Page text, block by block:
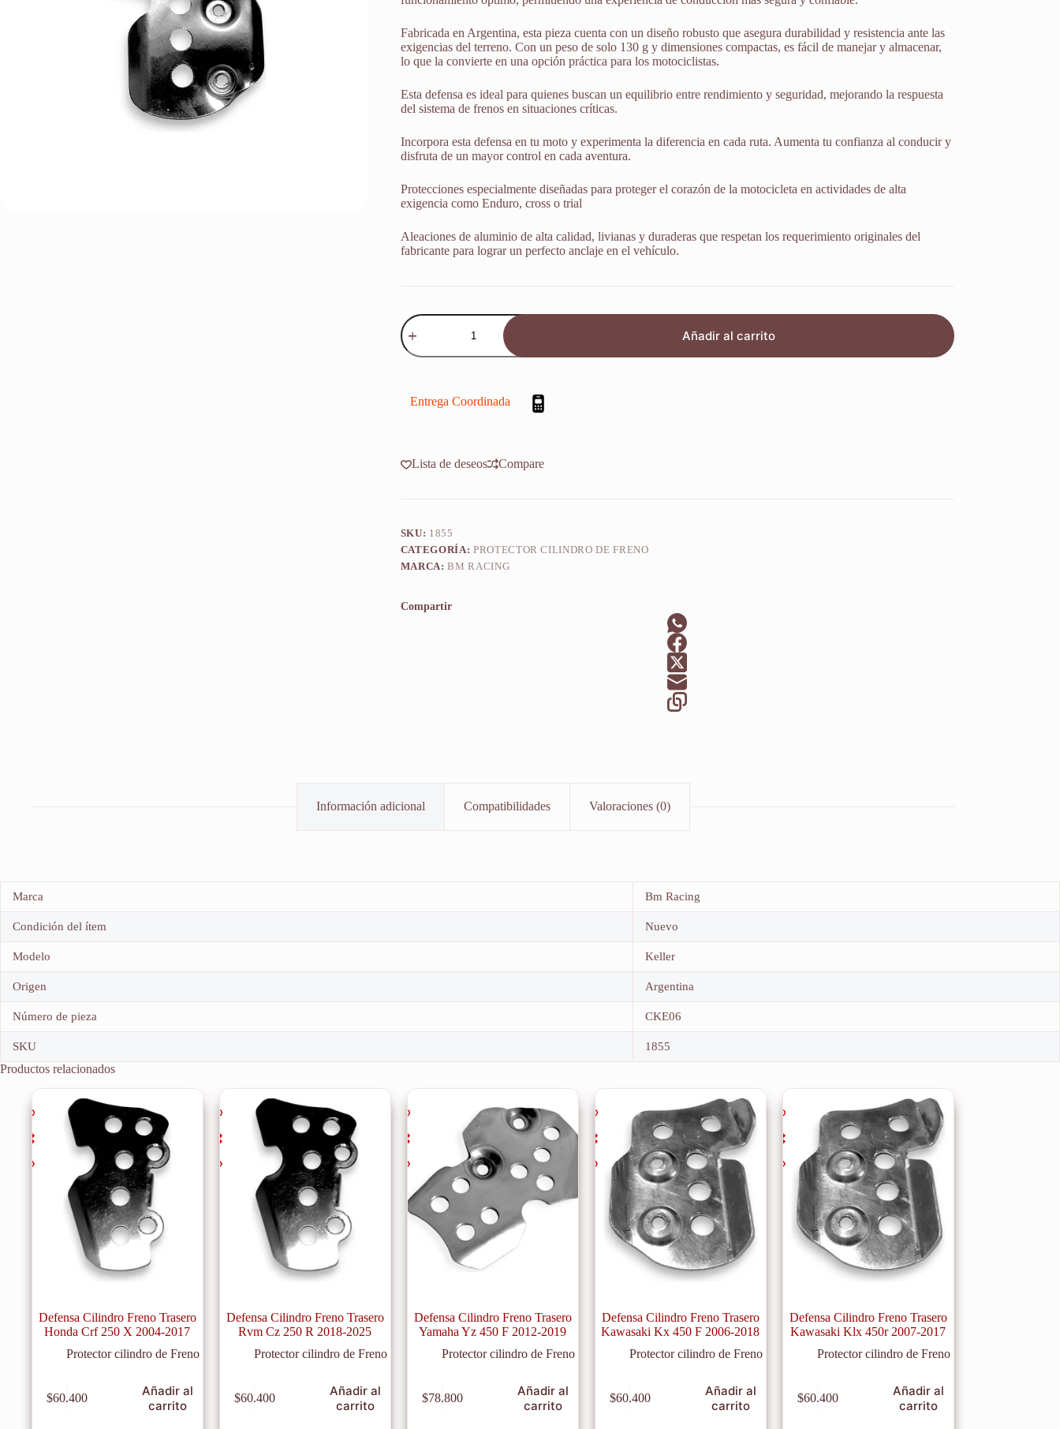
Fabricada en Argentina, esta pieza cuenta con un diseño robusto que asegura durabilidad y resistencia ante las
exigencias del terreno. Con un peso de solo 130 g y dimensiones compactas, es fácil de manejar y almacenar,
lo que la convierte en una opción práctica para los motociclistas.
Esta defensa es ideal para quienes buscan un equilibrio entre rendimiento y seguridad, mejorando la respuesta
del sistema de frenos en situaciones críticas.
Incorpora esta defensa en tu moto y experimenta la diferencia en cada ruta. Aumenta tu confianza al conducir y
disfruta de un mayor control en cada aventura.
Protecciones especialmente diseñadas para proteger el corazón de la motocicleta en actividades de alta
exigencia como Enduro, cross o trial
Aleaciones de aluminio de alta calidad, livianas y duraderas que respetan los requerimiento originales del
fabricante para lograr un perfecto anclaje en el vehículo.
Defensa
Cilindro
Freno
Trasero
260
Añadir al carrito
Entrega Coordinada
Lista de deseos Compare
SKU: 1855
CATEGORÍA: PROTECTOR CILINDRO DE FRENO
MARCA:BM RACING
Compartir
Información adicional Compatibilidades Valoraciones (0)
Marca Bm Racing
Condición del ítem Nuevo
Modelo Keller
Origen Argentina
Número de pieza CKE06
SKU 1855
Productos relacionados
Defensa Cilindro Freno Trasero
Honda Crf 250 X 2004-2017
Protector cilindro de Freno
$60.400
Añadir al
carrito
Defensa Cilindro Freno Trasero
Rvm Cz 250 R 2018-2025
Protector cilindro de Freno
$60.400
Añadir al
carrito
Defensa Cilindro Freno Trasero
Yamaha Yz 450 F 2012-2019
Protector cilindro de Freno
$78.800
Añadir al
carrito
Defensa Cilindro Freno Trasero
Kawasaki Kx 450 F 2006-2018
Protector cilindro de Freno
$60.400
Añadir al
carrito
Defensa Cilindro Freno Trasero
Kawasaki Klx 450r 2007-2017
Protector cilindro de Freno
$60.400
Añadir al
carrito